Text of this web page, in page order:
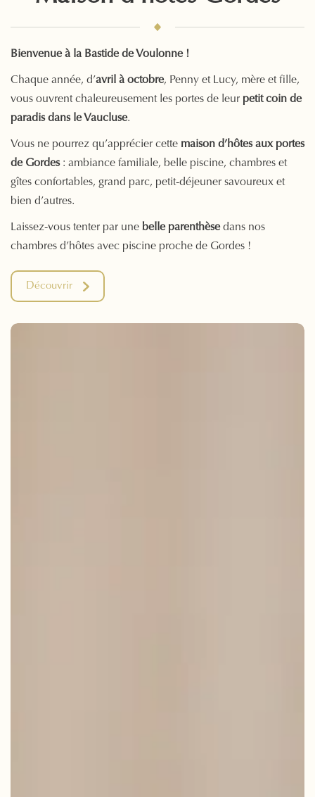
Bienvenue à la Bastide de Voulonne !
Chaque année, d’avril à octobre, Penny et Lucy, mère et fille,
vous ouvrent chaleureusement les portes de leur petit coin de
paradis dans le Vaucluse.
Vous ne pourrez qu’apprécier cette maison d’hôtes aux portes
de Gordes: ambiance familiale, belle piscine, chambres et
gîtes confortables, grand parc, petit-déjeuner savoureux et
bien d’autres.
Laissez-vous tenter par une belle parenthèsedans nos
chambres d’hôtes avec piscine proche de Gordes !
Découvrir